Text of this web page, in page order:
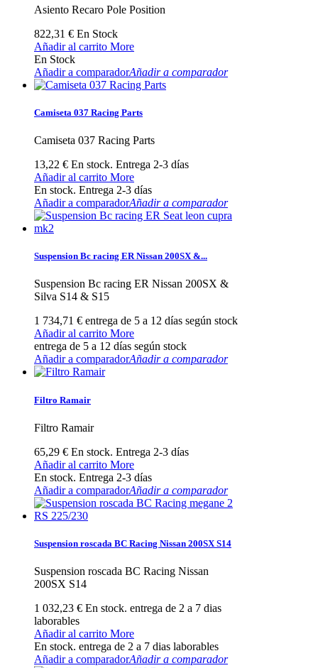
Asiento Recaro Pole Position
822,31 € En Stock
Añadir al carrito More
En Stock
Añadir a comparadorAñadir a comparador
Camiseta 037 Racing Parts
Camiseta 037 Racing Parts
13,22 € En stock. Entrega 2-3 días
Añadir al carrito More
En stock. Entrega 2-3 días
Añadir a comparadorAñadir a comparador
Suspension Bc racing ER Nissan 200SX &...
Suspension Bc racing ER Nissan 200SX &
Silva S14 & S15
1 734,71 € entrega de 5 a 12 días según stock
Añadir al carrito More
entrega de 5 a 12 días según stock
Añadir a comparadorAñadir a comparador
Filtro Ramair
Filtro Ramair
65,29 € En stock. Entrega 2-3 días
Añadir al carrito More
En stock. Entrega 2-3 días
Añadir a comparadorAñadir a comparador
Suspension roscada BC Racing Nissan 200SX S14
Suspension roscada BC Racing Nissan
200SX S14
1 032,23 € En stock. entrega de 2 a 7 dias
laborables
Añadir al carrito More
En stock. entrega de 2 a 7 dias laborables
Añadir a comparadorAñadir a comparador